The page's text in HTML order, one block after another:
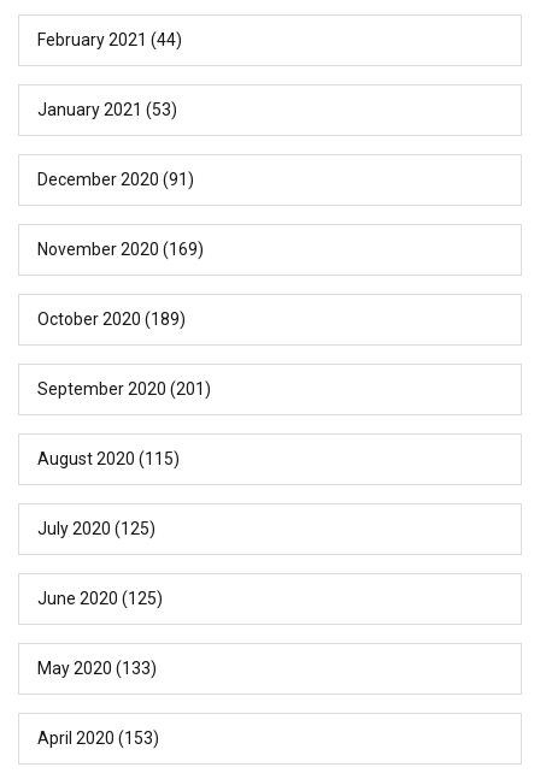
February 2021 (44)
January 2021 (53)
December 2020 (91)
November 2020 (169)
October 2020 (189)
September 2020 (201)
August 2020 (115)
July 2020 (125)
June 2020 (125)
May 2020 (133)
April 2020 (153)